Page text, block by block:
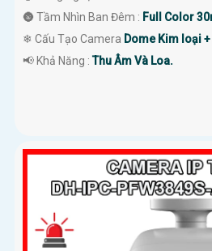
🌚 Tầm Nhìn Ban Đêm : Full Color
❄ Cấu Tạo Camera Dome Kim loại
️📢 Khả Năng :Thu Âm Và Loa.